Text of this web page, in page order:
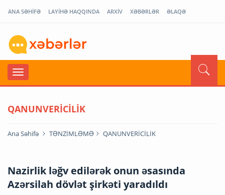
ANA SƏHİFƏ LAYİHƏ HAQQINDA ARXİV XƏBƏRLƏR ƏLAQƏ
QANUNVERİCİLİK
Ana Səhifə TƏNZİMLƏMƏ QANUNVERİCİLİK
Nazirlik ləğv edilərək onun əsasında
Azərsilah dövlət şirkəti yaradıldı